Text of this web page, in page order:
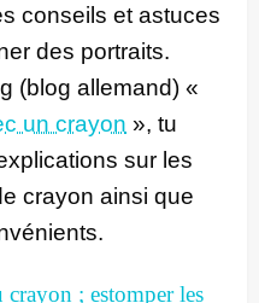
conseils et astuces
des portraits.
(blog allemand) «
un crayon », tu
sur les
crayon ainsi que